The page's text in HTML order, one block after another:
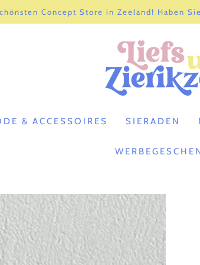
Concept Store in Zeeland! Haben
& ACCESSOIRES SIERADEN